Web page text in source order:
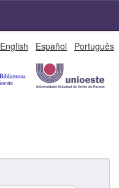
English Español Português